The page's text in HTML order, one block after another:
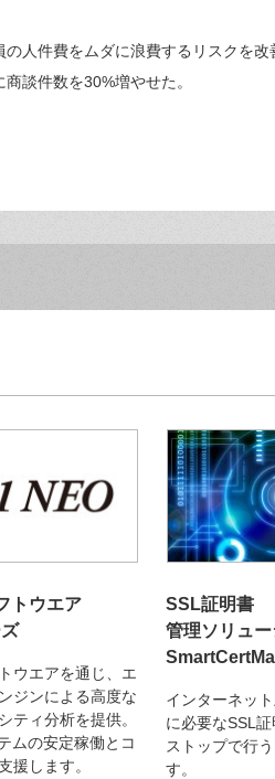
人件費をムダに浪費するリスクを改
談件数を30%増やせた。
トウエア
ウエアを通じ、エ
ジンによる高度な
ティ分析を提供。
ムの安定稼働とコ
援します。
SSL証明書
管理ソリュ
インターネッ
に必要なSSL
ストップで行
す。